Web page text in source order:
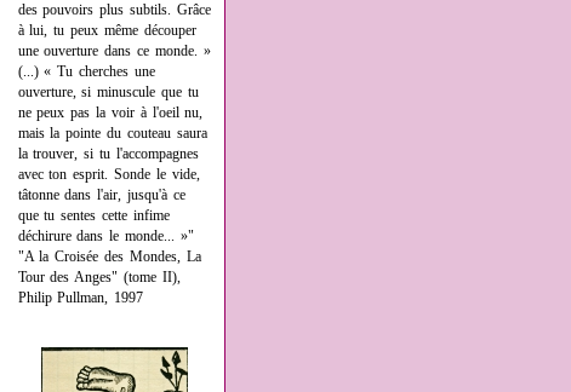
des pouvoirs plus subtils. Grâce
à lui, tu peux même découper
une ouverture dans ce monde. »
(...) « Tu cherches une
ouverture, si minuscule que tu
ne peux pas la voir à l'oeil nu,
mais la pointe du couteau saura
la trouver, si tu l'accompagnes
avec ton esprit. Sonde le vide,
tâtonne dans l'air, jusqu'à ce
que tu sentes cette infime
déchirure dans le monde... »"
"A la Croisée des Mondes, La
Tour des Anges" (tome II),
Philip Pullman, 1997